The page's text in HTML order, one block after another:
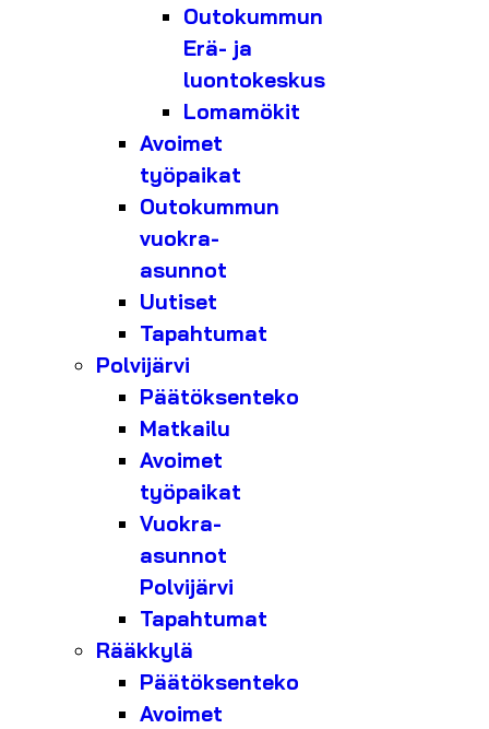
Outokummun
Erä- ja
luontokeskus
Lomamökit
Avoimet
työpaikat
Outokummun
vuokra-
asunnot
Uutiset
Tapahtumat
Polvijärvi
Päätöksenteko
Matkailu
Avoimet
työpaikat
Vuokra-
asunnot
Polvijärvi
Tapahtumat
Rääkkylä
Päätöksenteko
Avoimet